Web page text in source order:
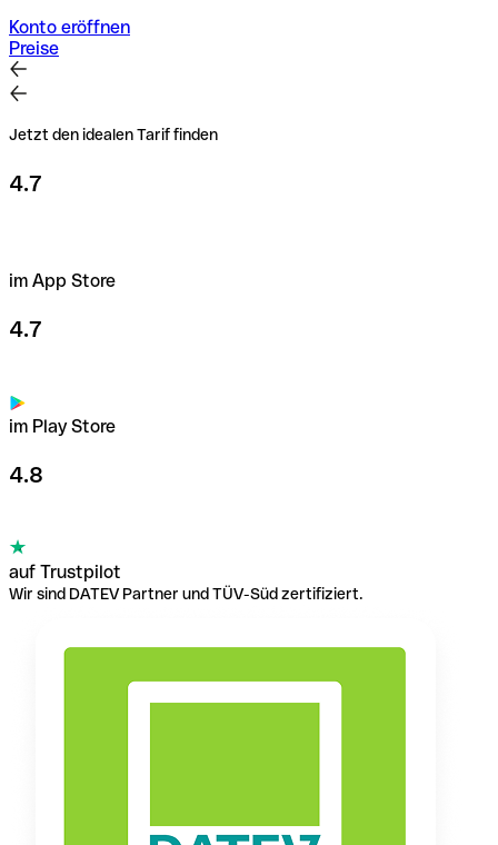
Konto eröffnen
Preise
Jetzt den idealen Tarif finden
4.7
im App Store
4.7
im Play Store
4.8
auf Trustpilot
Wir sind DATEV Partner und TÜV-Süd zertifiziert.